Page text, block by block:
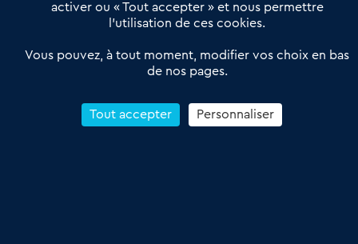
Réseau 3C : un partenaire national dédié aux transactions
Petitscommerces : Un partenariat au service du commerce de
proximité et des territoires
Reprendre un Restaurant Rapide
activer ou « Tout accepter » et nous permettre
l’utilisation de ces cookies.
Vous pouvez, à tout moment, modifier vos choix en bas
de nos pages.
Tout accepter Personnaliser